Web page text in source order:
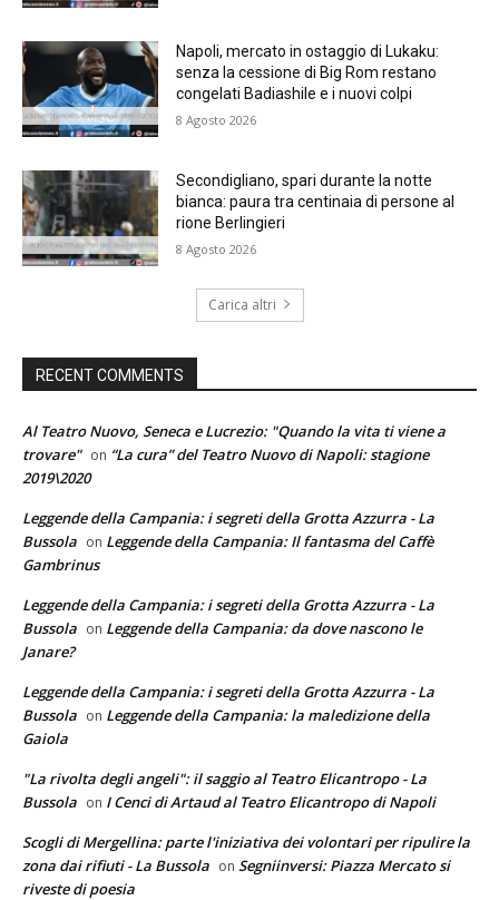
Napoli, mercato in ostaggio di Lukaku:
senza la cessione di Big Rom restano
congelati Badiashile e i nuovi colpi
8 Agosto 2026
Secondigliano, spari durante la notte
bianca: paura tra centinaia di persone al
rione Berlingieri
8 Agosto 2026
Carica altri
RECENT COMMENTS
Al Teatro Nuovo, Seneca e Lucrezio: "Quando la vita ti viene a
trovare" on “La cura” del Teatro Nuovo di Napoli: stagione
2019\2020
Leggende della Campania: i segreti della Grotta Azzurra - La
Bussola on Leggende della Campania: Il fantasma del Caffè
Gambrinus
Leggende della Campania: i segreti della Grotta Azzurra - La
Bussola on Leggende della Campania: da dove nascono le
Janare?
Leggende della Campania: i segreti della Grotta Azzurra - La
Bussola on Leggende della Campania: la maledizione della
Gaiola
"La rivolta degli angeli": il saggio al Teatro Elicantropo - La
Bussola on I Cenci di Artaud al Teatro Elicantropo di Napoli
Scogli di Mergellina: parte l'iniziativa dei volontari per ripulire la
zona dai rifiuti - La Bussola on Segniinversi: Piazza Mercato si
riveste di poesia